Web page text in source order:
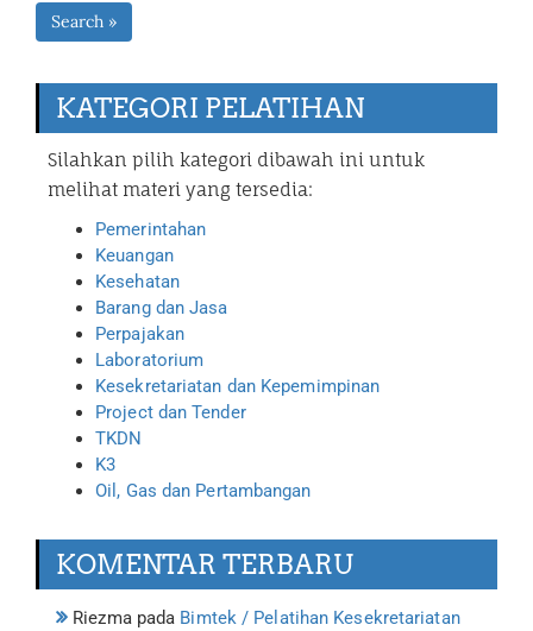
Search »
KATEGORI PELATIHAN
Silahkan pilih kategori dibawah ini untuk
melihat materi yang tersedia:
Pemerintahan
Keuangan
Kesehatan
Barang dan Jasa
Perpajakan
Laboratorium
Kesekretariatan dan Kepemimpinan
Project dan Tender
TKDN
K3
Oil, Gas dan Pertambangan
KOMENTAR TERBARU
Riezmapada Bimtek / Pelatihan Kesekretariatan